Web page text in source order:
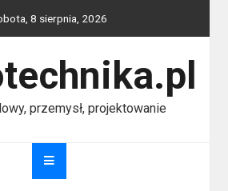
8 sierpnia, 2026
przemysł, projektowanie